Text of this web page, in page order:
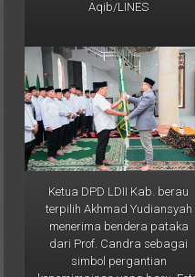
Ketua DPD LDII Kab. berau
terpilih Akhmad Yudiansyah
menerima bendera pataka
dari Prof. Candra sebagai
simbol pergantian
kepemimpinan yang baru. Foto: